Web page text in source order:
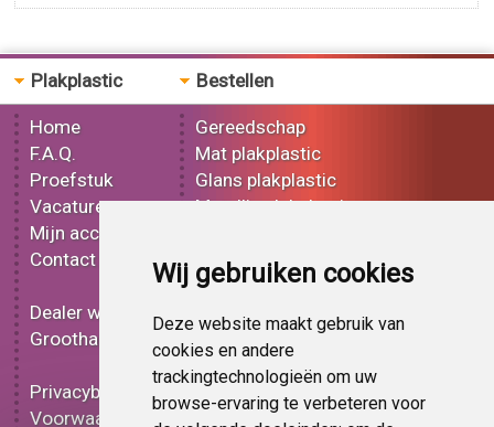
Wij gebruiken cookies
Deze website maakt gebruik van
cookies en andere
trackingtechnologieën om uw
browse-ervaring te verbeteren voor
Plakplastic
Home
F.A.Q.
Proefstuk
Vacatures
Mijn account
Contact
Dealer worden
Groothandel
Privacybeleid
Voorwaarden
Bestellen
Gereedschap
Mat plakplastic
Glans plakplastic
Metallic plakplastic
Effect plakplastic
Bedrukt plakplastic
Carbon plakplastic
Lampen folie
Functionele folie
Plakplastic korting
Op bestelling